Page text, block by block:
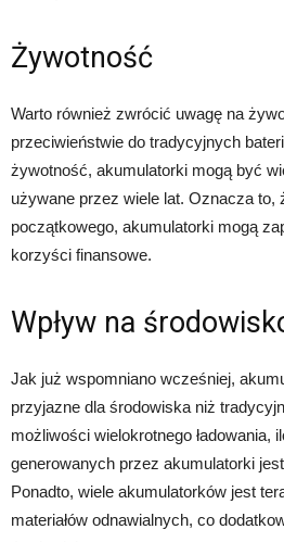
Żywotność
Warto również zwrócić uwagę na
przeciwieństwie do tradycyjnych
żywotność, akumulatorki mogą być
używane przez wiele lat. Oznacza
początkowego, akumulatorki mogą
korzyści finansowe.
Wpływ na
Jak już wspomniano wcześniej,
przyjazne dla środowiska niż
możliwości wielokrotnego ładowania,
generowanych przez akumulatorki
Ponadto, wiele akumulatorków jest
materiałów odnawialnych, co